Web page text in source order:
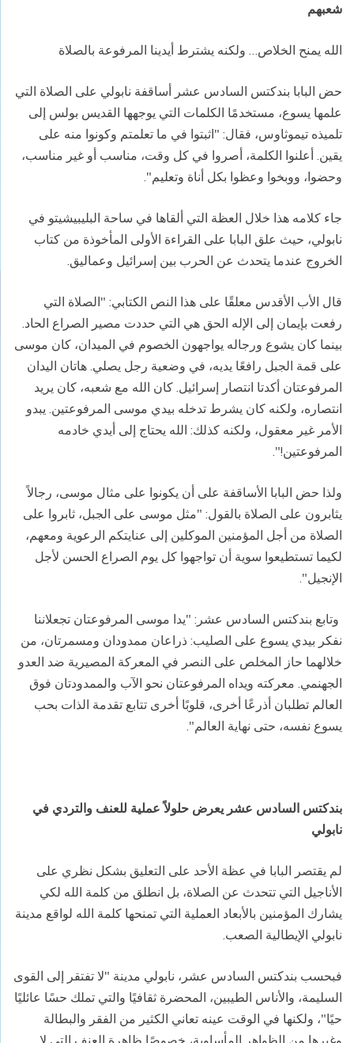
شعبهم
الله يمنح الخلاص… ولكنه يشترط أيدينا المرفوعة بالصلاة
حض البابا بندكتس السادس عشر أساقفة نابولي على الصلاة التي
علمها يسوع، مستخدمًا الكلمات التي يوجهها القديس بولس إلى
تلميذه تيموثاوس، فقال: "اثبتوا في ما تعلمتم وكونوا منه على
يقين. أعلنوا الكلمة، أصروا في كل وقت، مناسب أو غير مناسب،
وحضوا، ووبخوا وعظوا بكل أناة وتعليم".
جاء كلامه هذا خلال العظة التي ألقاها في ساحة البليبيشيتو في
نابولي، حيث علق البابا على القراءة الأولى المأخوذة من كتاب
الخروج عندما يتحدث عن الحرب بين إسرائيل وعماليق.
قال الأب الأقدس معلقًا على هذا النص الكتابي: "الصلاة التي
رفعت بإيمان إلى الإله الحق هي التي حددت مصير الصراع الحاد.
بينما كان يشوع ورجاله يواجهون الخصوم في الميدان، كان موسى
على قمة الجبل رافعًا يديه، في وضعية رجل يصلي. هاتان اليدان
المرفوعتان أكدتا انتصار إسرائيل. كان الله مع شعبه، كان يريد
انتصاره، ولكنه كان يشرط تدخله بيدي موسى المرفوعتين. يبدو
الأمر غير معقول، ولكنه كذلك: الله يحتاج إلى أيدي خادمه
المرفوعتين!".
ولذا حض البابا الأساقفة على أن يكونوا على مثال موسى، رجالاً
يثابرون على الصلاة بالقول: "مثل موسى على الجبل، ثابروا على
الصلاة من أجل المؤمنين الموكلين إلى عنايتكم الرعوية ومعهم،
لكيما تستطيعوا سوية أن تواجهوا كل يوم الصراع الحسن لأجل
الإنجيل".
وتابع بندكتس السادس عشر: "يدا موسى المرفوعتان تجعلاننا
نفكر بيدي يسوع على الصليب: ذراعان ممدودان ومسمرتان، من
خلالهما حاز المخلص على النصر في المعركة المصيرية ضد العدو
الجهنمي. معركته ويداه المرفوعتان نحو الآب والممدودتان فوق
العالم تطلبان أذرعًا أخرى، قلوبًا أخرى تتابع تقدمة الذات بحب
يسوع نفسه، حتى نهاية العالم".
بندكتس السادس عشر يعرض حلولاً عملية للعنف والتردي في
نابولي
لم يقتصر البابا في عظة الأحد على التعليق بشكل نظري على
الأناجيل التي تتحدث عن الصلاة، بل انطلق من كلمة الله لكي
يشارك المؤمنين بالأبعاد العملية التي تمنحها كلمة الله لواقع مدينة
نابولي الإيطالية الصعب.
فبحسب بندكتس السادس عشر، نابولي مدينة "لا تفتقر إلى القوى
السليمة، والأناس الطيبين، المحضرة ثقافيًا والتي تملك حسًا عائليًا
حيًا"، ولكنها في الوقت عينه تعاني الكثير من الفقر والبطالة
وغيرها من الظواهر المأساوية، خصوصًا ظاهرة العنف التي لا